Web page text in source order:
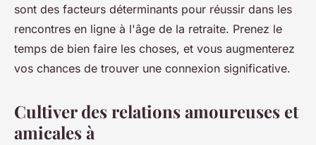
sont des facteurs déterminants pour réussir dans les
rencontres en ligne à l'âge de la retraite. Prenez le
temps de bien faire les choses, et vous augmenterez
vos chances de trouver une connexion significative.
Cultiver des relations amoureuses et
amicales à